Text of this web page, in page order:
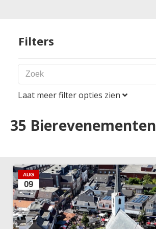
Filters
Land 1
Nederland
België
Laat meer filter opties zien
35 Bierevenementen
AUG
09